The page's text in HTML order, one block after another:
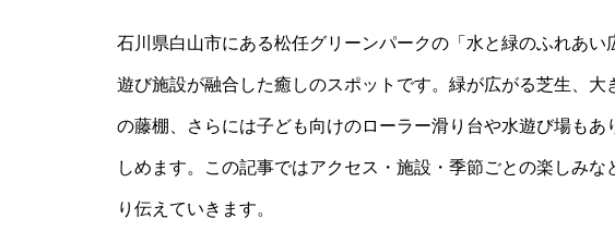
石川県白山市にある松任グリーンパークの「水と緑のふれあ
遊び施設が融合した癒しのスポットです。緑が広がる芝生、
の藤棚、さらには子ども向けのローラー滑り台や水遊び場も
しめます。この記事ではアクセス・施設・季節ごとの楽しみ
り伝えていきます。